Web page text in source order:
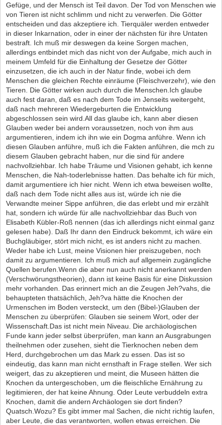
Gefüge, und der Mensch ist Teil davon. Der Tod von Menschen wie
von Tieren ist nicht schlimm und nicht zu verwerfen. Die Götter
entscheiden und das akzeptiere ich. Tierquäler werden entweder
in dieser Inkarnation, oder in einer der nächsten für ihre Untaten
bestraft. Ich muß mir deswegen da keine Sorgen machen,
allerdings entbindet mich das nicht von der Aufgabe, mich auch in
meinem Umfeld für die Einhaltung der Gesetze der Götter
einzusetzen, die ich auch in der Natur finde, wobei ich dem
Menschen die gleichen Rechte einräume (Fleischverzehr), wie den
Tieren. Die Götter wirken auch durch die Menschen.Ich glaube
auch fest daran, daß es nach dem Tode im Jenseits weitergeht,
daß nach mehreren Wiedergeburten die Entwicklung
abgeschlossen sein wird.All das glaube ich, kann aber diesen
Glauben weder bei andern voraussetzen, noch von ihm aus
argumentieren, indem ich ihn wie ein Dogma anführe. Wenn ich
diesen Glauben anführe, muß ich die Fakten anführen, die mch zu
diesem Glauben gebracht haben, nur die sind für andere
nachvollziehbar. Ich habe Träume und Visionen gehabt, ich kenne
Menschen, die Nah-toderlebnisse hatten. Das behalte ich für mich,
damit argumentiere ich hier nicht. Wenn ich etwa beweisen wollte,
daß nach dem Tode nicht alles aus ist, würde ich nie die
Verwandte meiner Sippe anführen, die das erlebt und mir erzählt
hat, sondern ich würde für alle nachvollziehbar das Buch von
Elisabeth Kübler-Roß nennen (das ich allerdings nicht einmal ganz
gelesen habe). Daß Ihr dann den Eindruck bekommt, ich wäre ein
Buchgläubiger, stört mich nicht, es ist anders nicht zu machen.
Weder habe ich Lust, meine Visionen hier preiszugeben, noch
damit zu argumentieren. Ich muß mich auf allgemein zugängliche
Quellen berufen.Wenn die aber nun auch nicht anerkannt werden
(Verschwörungstheorien), dann ist keine Basis für eine Diskussion
mehr vorhanden. Das erinnert mich an die Zeugen Jeh?vahs, die
behaupteten thatsächlich, Jeh?va hätte die Knochen der
Urmenschen im Boden versteckt, um den (Bibel-)Glauben der
Menschen zu überprüfen: Glauben sie seinem Wort, oder der
Wissenschaft.Das ist nicht mein Niveau. Die archäologischen
Funde kann jeder selbst überprüfen, man kann an Ausgrabungen
theilnehmen oder zusehen, sieht die Tierknochen neben dem
Herd, durchgebrochen um das Mark zu essen. Das ist so
eindeutig, das kann man nicht ernsthaft in Frage stellen. Wer sich
weigert, das zu akzeptieren und meint, die Museen hätten die
Knochen da untergeschoben, um die fleischliche Ernährung zu
legitimieren, der hat keine Ahnung. Oder Leute verbuddeln extra
Knochen, damit die andern Archäologen sie dort finden?
Quatsch.Wozu? Es gibt immer mal Sachen, die nicht richtig laufen,
aber Leute, die das verantworten, wollen etwas erreichen. Die